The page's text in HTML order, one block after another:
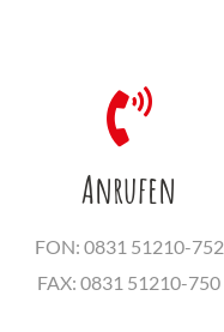
Anrufen
FON: 0831 51210-752
FAX: 0831 51210-750